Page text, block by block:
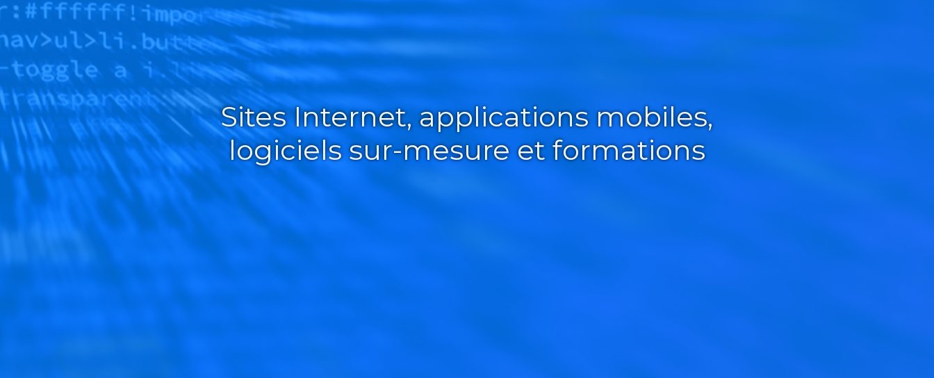
Sites Internet, applications mobiles,
logiciels sur-mesure et formations